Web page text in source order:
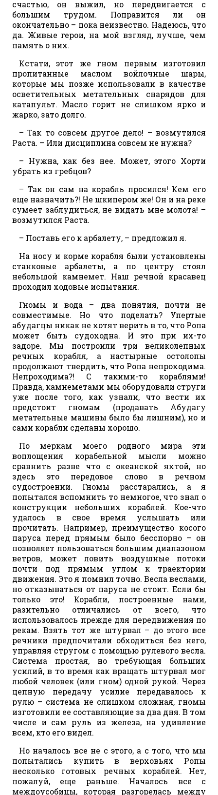
счастью, он выжил, но передвигается с
большим трудом. Поправится ли он
окончательно – пока неизвестно. Надеюсь, что
да. Живые герои, на мой взгляд, лучше, чем
память о них.
Кстати, этот же гном первым изготовил
пропитанные маслом войлочные шары,
которые мы позже использовали в качестве
осветительных метательных снарядов для
катапульт. Масло горит не слишком ярко и
жарко, зато долго.
– Так то совсем другое дело! – возмутился
Раста. – Или дисциплина совсем не нужна?
– Нужна, как без нее. Может, этого Хорти
убрать из гребцов?
– Так он сам на корабль просился! Кем его
еще назначить?! Не шкипером же! Он и на реке
сумеет заблудиться, не видать мне молота! –
возмутился Раста.
– Поставь его к арбалету, – предложил я.
На носу и корме корабля были установлены
станковые арбалеты, а по центру стоял
небольшой камнемет. Наш речной красавец
проходил ходовые испытания.
Гномы и вода – два понятия, почти не
совместимые. Но что поделать? Упертые
абудагцы никак не хотят верить в то, что Ропа
может быть судоходна. И это при их-то
задоре. Мы построили три великолепных
речных корабля, а настырные остолопы
продолжают твердить, что Ропа непроходима.
Непроходима?! С такими-то кораблями!
Правда, камнеметами мы оборудовали струги
уже после того, как узнали, что вести их
предстоит гномам (продавать Абудагу
метательные машины было бы лишним), но и
сами корабли сделаны хорошо.
По меркам моего родного мира эти
воплощения корабельной мысли можно
сравнить разве что с океанской яхтой, но
здесь это передовое слово в речном
судостроении. Гномы расстарались, а я
попытался вспомнить то немногое, что знал о
конструкции небольших кораблей. Кое-что
удалось в свое время услышать или
прочитать. Например, преимущество косого
паруса перед прямым было бесспорно – он
позволяет пользоваться большим диапазоном
ветров, может ловить воздушные потоки
почти под прямым углом к траектории
движения. Это я помнил точно. Весла веслами,
но отказываться от паруса не стоит. Если бы
только это! Корабли, построенные нами,
разительно отличались от всего, что
использовалось прежде для передвижения по
рекам. Взять тот же штурвал – до этого все
речники предпочитали обходиться без него,
управляя стругом с помощью рулевого весла.
Система простая, но требующая больших
усилий, в то время как вращать штурвал мог
любой человек (или гном) одной рукой. Через
цепную передачу усилие передавалось к
рулю – система не слишком сложная, гномы
изготовили ее составляющие за два дня. В том
числе и сам руль из железа, на удивление
всем, кто его видел.
Но началось все не с этого, а с того, что мы
попытались купить в верховьях Ропы
несколько готовых речных кораблей. Нет,
пожалуй, еще раньше. Началось все с
междоусобицы, которая разгорелась между